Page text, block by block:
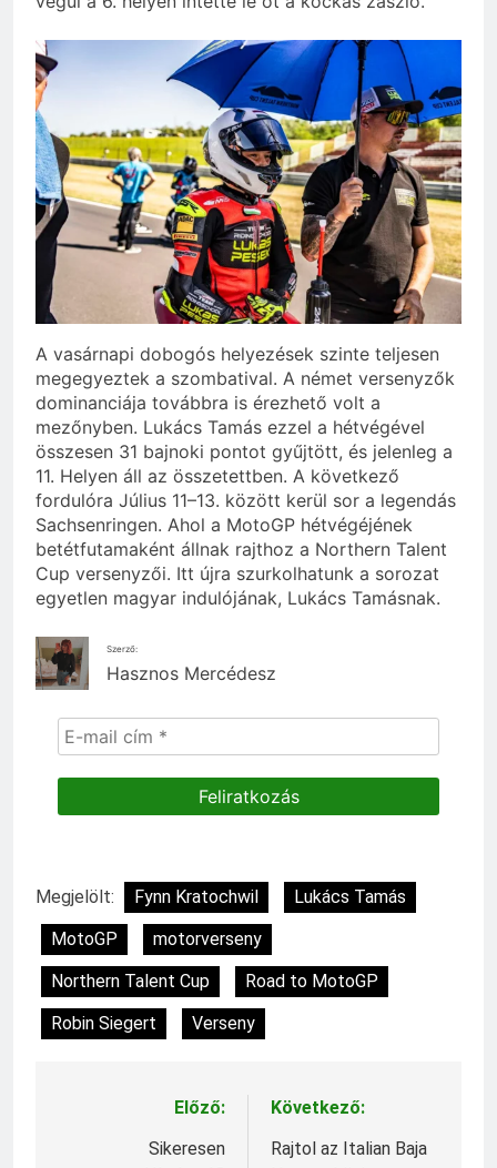
A vasárnapi dobogós helyezések szinte teljesen
megegyeztek a szombatival. A német versenyzők
dominanciája továbbra is érezhető volt a
mezőnyben. Lukács Tamás ezzel a hétvégével
összesen 31 bajnoki pontot gyűjtött, és jelenleg a
11. Helyen áll az összetettben. A következő
fordulóra Július 11–13. között kerül sor a legendás
Sachsenringen. Ahol a MotoGP hétvégéjének
betétfutamaként állnak rajthoz a Northern Talent
Cup versenyzői. Itt újra szurkolhatunk a sorozat
egyetlen magyar indulójának, Lukács Tamásnak.
Szerző:
Hasznos Mercédesz
Megjelölt: Fynn Kratochwil
Lukács Tamás
MotoGP
motorverseny
Northern Talent Cup
Road to MotoGP
Robin Siegert
Verseny
Bejegyzés
navigáció
Előző:
Sikeresen
Következő:
Rajtol az Italian Baja